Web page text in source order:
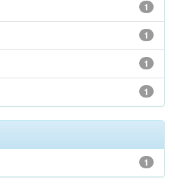
1
1
1
1
1